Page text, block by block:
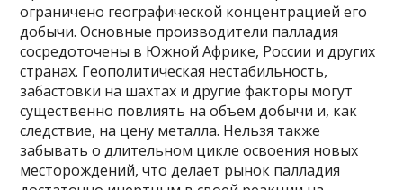
ограничено географической концентрацией его
добычи. Основные производители палладия
сосредоточены в Южной Африке, России и других
странах. Геополитическая нестабильность,
забастовки на шахтах и другие факторы могут
существенно повлиять на объем добычи и, как
следствие, на цену металла. Нельзя также
забывать о длительном цикле освоения новых
месторождений, что делает рынок палладия